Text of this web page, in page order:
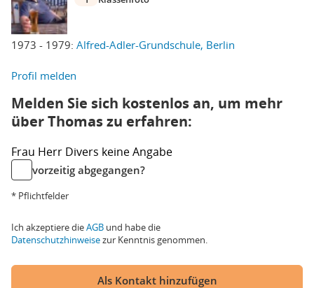
1973 - 1979: Alfred-Adler-Grundschule, Berlin
Profil melden
Melden Sie sich kostenlos an, um mehr
über Thomas zu erfahren:
Frau Herr Divers keine Angabe
vorzeitig abgegangen?
* Pflichtfelder
Ich akzeptiere dieAGB und habe die
Datenschutzhinweisezur Kenntnis genommen.
Als Kontakt hinzufügen